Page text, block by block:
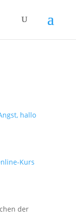
hallo
Kurs
der